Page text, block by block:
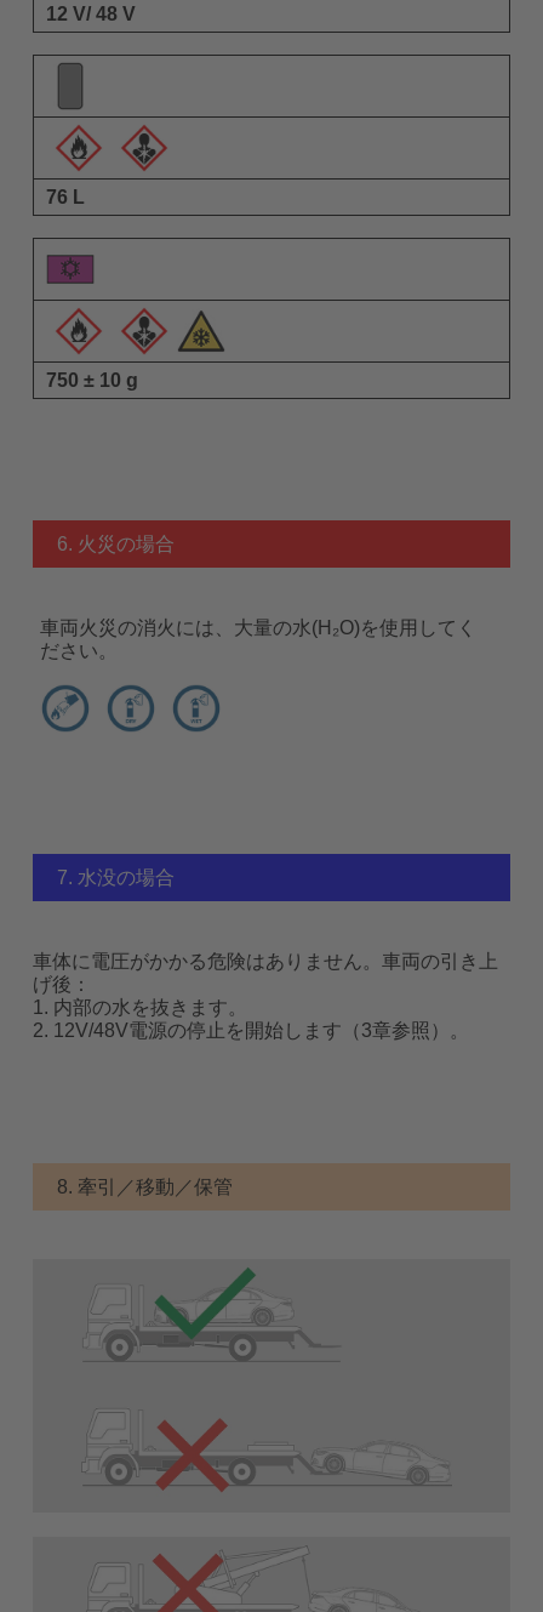
12 V/ 48 V
76 L
750 ± 10 g
6. 火災の場合
車両火災の消火には、大量の水(H₂O)を使用してく
ださい。
7. 水没の場合
車体に電圧がかかる危険はありません。車両の引き上
げ後：
1. 内部の水を抜きます。
2. 12V/48V電源の停止を開始します（3章参照）。
8. 牽引／移動／保管